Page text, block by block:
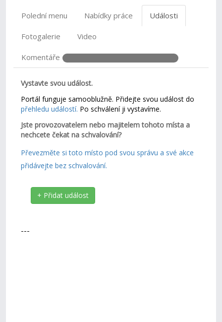
Polední menu Nabídky práce Události
Fotogalerie Video
Komentáře
Vystavte svou událost.
Portál funguje samooblužně. Přidejte svou událost do
přehledu událostí. Po schválení ji vystavíme.
Jste provozovatelem nebo majitelem tohoto místa a
nechcete čekat na schvalování?
Převezměte si toto místo pod svou správu a své akce
přidávejte bez schvalování.
+ Přidat událost
---